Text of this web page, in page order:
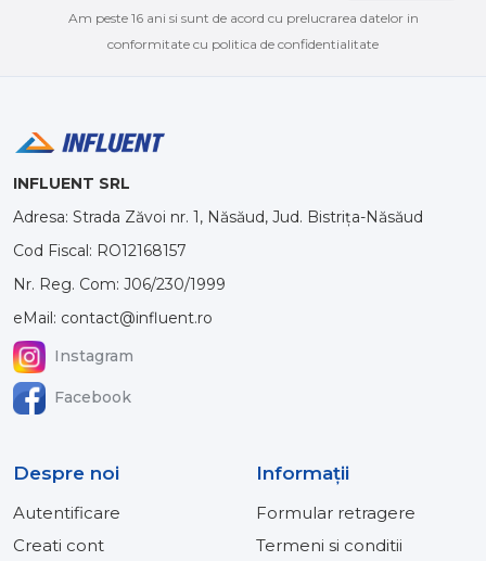
Am peste 16 ani si sunt de acord cu prelucrarea datelor in
conformitate cu politica de confidentialitate
INFLUENT SRL
Adresa: Strada Zăvoi nr. 1, Năsăud, Jud. Bistrița-Năsăud
Cod Fiscal: RO12168157
Nr. Reg. Com: J06/230/1999
eMail: contact@influent.ro
Instagram
Facebook
Despre noi
Autentificare
Creati cont
Informaţii
Formular retragere
Termeni si conditii